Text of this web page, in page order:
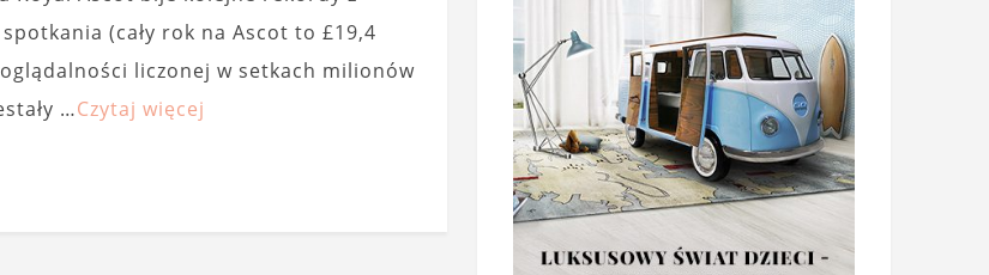
(cały rok na Ascot to £19,4
liczonej w setkach milionów
…Czytaj więcej